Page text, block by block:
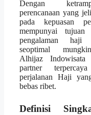
Dengan
perencanaan yang
pada kepuasan
mempunyai tujuan
pengalaman haji
seoptimal
Alhijaz Indowisata
partner
perjalanan Haji
bebas ribet.
Definisi